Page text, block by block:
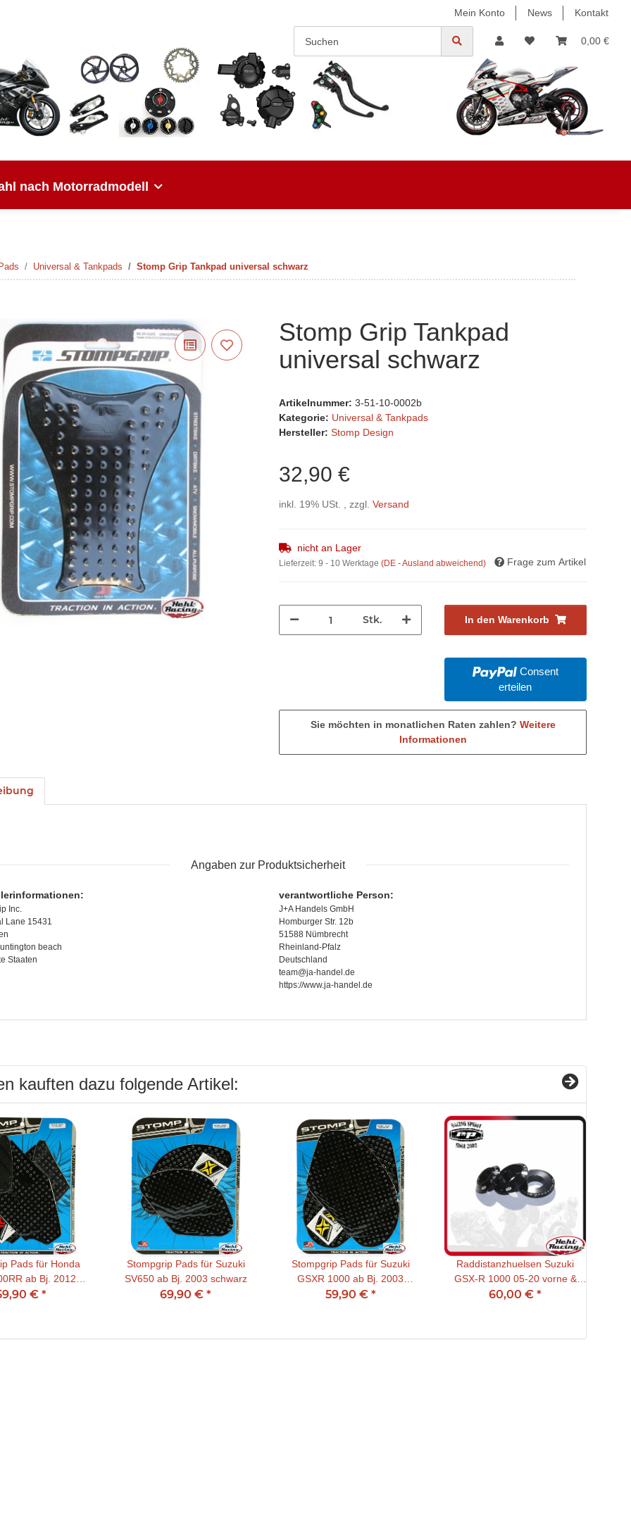
Mein Konto News Kontakt
0,00 €
nach Motorradmodell
Universal & Tankpads Stomp Grip Tankpad universal schwarz
Stomp Grip Tankpad
universal schwarz
Artikelnummer:3-51-10-0002b
Kategorie: Universal & Tankpads
Hersteller: Stomp Design
32,90 €
inkl. 19% USt. , zzgl.Versand
nicht an Lager
Lieferzeit:9 - 10 Werktage(DE - Ausland abweichend) Frage zum Artikel
Stk. In den Warenkorb
Consent
erteilen
Sie möchten in monatlichen Raten zahlen? Weitere
Informationen
Angaben zur Produktsicherheit
Inc.
Lane 15431
beach
Staaten
verantwortliche Person:
J+A Handels GmbH
Homburger Str. 12b
51588 Nümbrecht
Rheinland-Pfalz
Deutschland
team@ja-handel.de
https://www.ja-handel.de
kauften dazu folgende Artikel:
Pads für Honda
ab Bj. 2012
schwarz
€ *
Stompgrip Pads für Suzuki
SV650 ab Bj. 2003 schwarz
69,90 € *
Stompgrip Pads für Suzuki
GSXR 1000 ab Bj. 2003
schwarz
59,90 € *
Raddistanzhuelsen Suzuki
GSX-R 1000 05-20 vorne &
hinten
60,00 € *